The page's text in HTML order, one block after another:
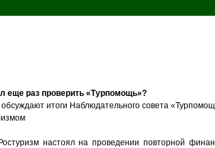
еще раз проверить «Турпомощь»?
итоги Наблюдательного совета
Ростуризм настоял на проведении повторной